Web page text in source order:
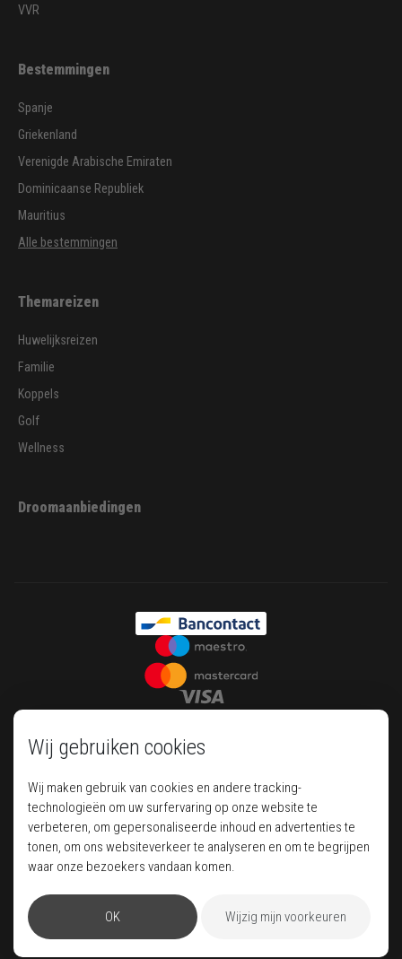
Wij gebruiken cookies
Wij maken gebruik van cookies en andere tracking-
technologieën om uw surfervaring op onze website te
verbeteren, om gepersonaliseerde inhoud en advertenties te
tonen, om ons websiteverkeer te analyseren en om te begrijpen
waar onze bezoekers vandaan komen.
OK Wijzig mijn voorkeuren
VVR
Bestemmingen
Spanje
Griekenland
Verenigde Arabische Emiraten
Dominicaanse Republiek
Mauritius
Alle bestemmingen
Themareizen
Huwelijksreizen
Familie
Koppels
Golf
Wellness
Droomaanbiedingen
Your house of luxury travel
Pegase